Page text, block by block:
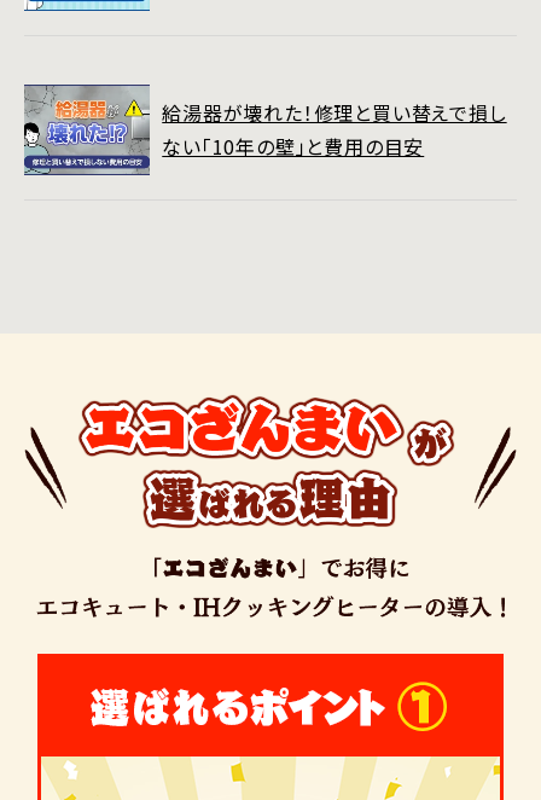
給湯器が壊れた！修理と買い替えで損し
ない「10年の壁」と費用の目安